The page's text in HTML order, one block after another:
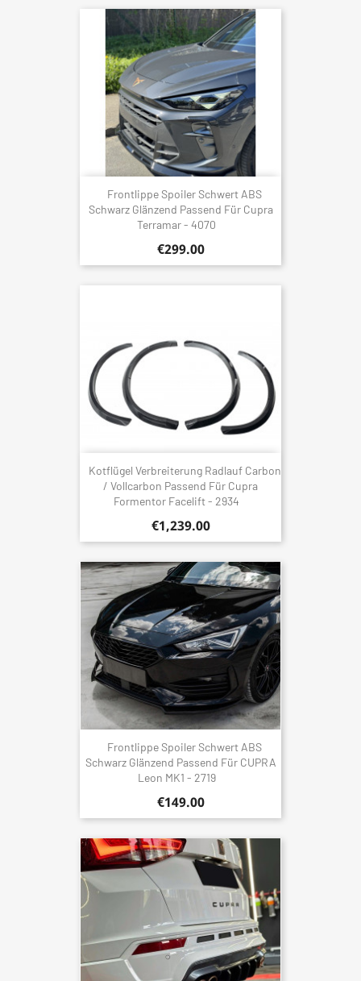
Frontlippe Spoiler Schwert ABS
Schwarz Glänzend Passend Für Cupra
Terramar - 4070
€299.00
Kotflügel Verbreiterung Radlauf Carbon
/ Vollcarbon Passend Für Cupra
Formentor Facelift - 2934
€1,239.00
Frontlippe Spoiler Schwert ABS
Schwarz Glänzend Passend Für CUPRA
Leon MK1 - 2719
€149.00